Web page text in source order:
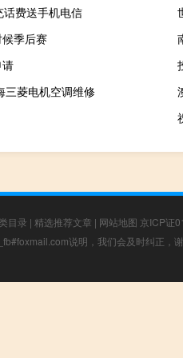
费送手机电信
季后赛
三菱电机空调维修
目录 | 精选推荐文章 | 网站地图 京ICP证
说明，我们会及时纠正，